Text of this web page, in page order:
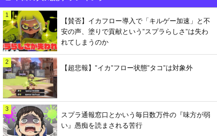
1
【賛否】イカフロー導入で「キルゲー加速」と不
安の声、塗りで貢献という”スプラらしさ”は失わ
れてしまうのか
2
【超悲報】”イカ”フロー状態”タコ”は対象外
3
スプラ通報窓口とかいう毎日数万件の『味方が弱
い』愚痴を読まされる苦行